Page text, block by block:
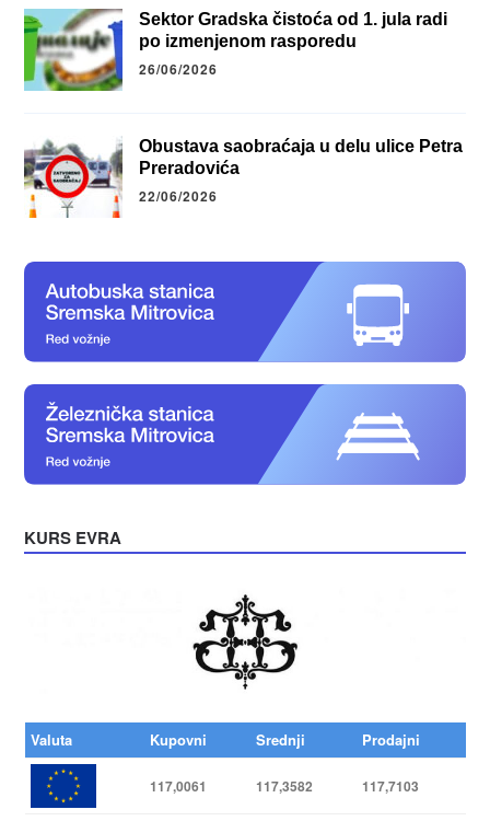
Sektor Gradska čistoća od 1. jula radi
po izmenjenom rasporedu
26/06/2026
Obustava saobraćaja u delu ulice Petra
Preradovića
22/06/2026
KURS EVRA
Valuta Kupovni Srednji Prodajni
117,0061 117,3582 117,7103